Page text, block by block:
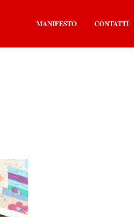
MANIFESTO CONTATTI